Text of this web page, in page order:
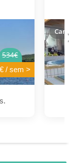
534€
/ sem >